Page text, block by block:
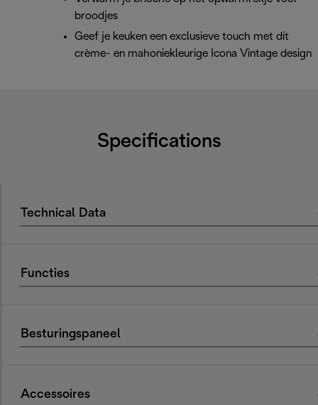
broodjes
Geef je keuken een exclusieve touch met dit
crème- en mahoniekleurige Icona Vintage design
Specifications
Technical Data
Functies
Besturingspaneel
Accessoires